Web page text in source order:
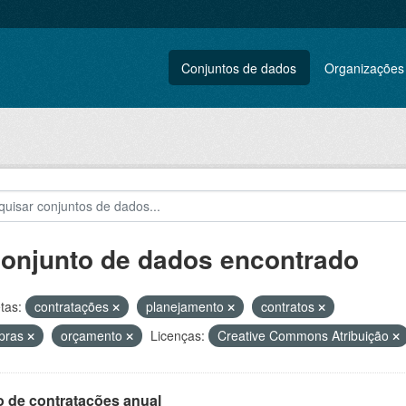
Conjuntos de dados Organizações
de dados encontrado
contratações planejamento
contratos
orçamento Licenças: Creative Commons Atribuição
de contratações anual